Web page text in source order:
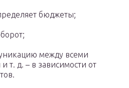
бюджеты;
между всеми
т. д. – в зависимости от